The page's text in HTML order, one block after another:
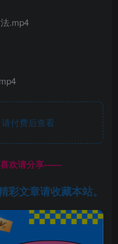
.mp4
付费后查看
欢请分享------
彩文章请收藏本站。